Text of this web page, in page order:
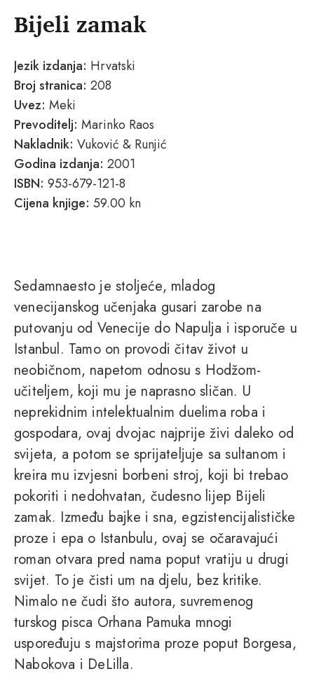
Bijeli zamak
Jezik izdanja: Hrvatski
Broj stranica: 208
Uvez: Meki
Prevoditelj: Marinko Raos
Nakladnik: Vuković & Runjić
Godina izdanja: 2001
ISBN: 953-679-121-8
Cijena knjige: 59.00 kn
Sedamnaesto je stoljeće, mladog
venecijanskog učenjaka gusari zarobe na
putovanju od Venecije do Napulja i isporuče u
Istanbul. Tamo on provodi čitav život u
neobičnom, napetom odnosu s Hodžom-
učiteljem, koji mu je naprasno sličan. U
neprekidnim intelektualnim duelima roba i
gospodara, ovaj dvojac najprije živi daleko od
svijeta, a potom se sprijateljuje sa sultanom i
kreira mu izvjesni borbeni stroj, koji bi trebao
pokoriti i nedohvatan, čudesno lijep Bijeli
zamak. Između bajke i sna, egzistencijalističke
proze i epa o Istanbulu, ovaj se očaravajući
roman otvara pred nama poput vratiju u drugi
svijet. To je čisti um na djelu, bez kritike.
Nimalo ne čudi što autora, suvremenog
turskog pisca Orhana Pamuka mnogi
uspoređuju s majstorima proze poput Borgesa,
Nabokova i DeLilla.